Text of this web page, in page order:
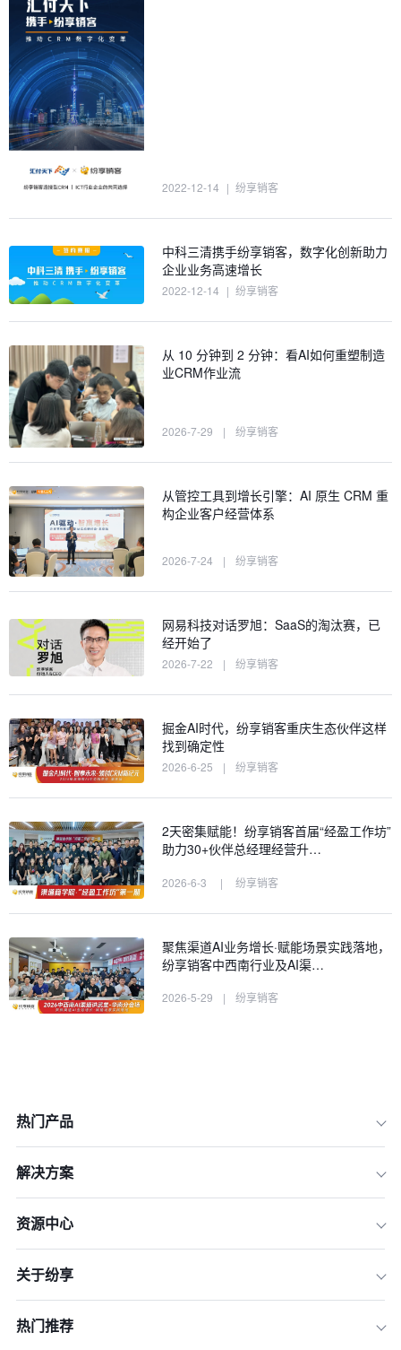
2022-12-14 | 纷享销客
中科三清携手纷享销客，数字化创新助力
企业业务高速增长
2022-12-14 | 纷享销客
从 10 分钟到 2 分钟：看AI如何重塑制造
业CRM作业流
2026-7-29 | 纷享销客
从管控工具到增长引擎：AI 原生 CRM 重
构企业客户经营体系
2026-7-24 | 纷享销客
网易科技对话罗旭：SaaS的淘汰赛，已
经开始了
2026-7-22 | 纷享销客
掘金AI时代，纷享销客重庆生态伙伴这样
找到确定性
2026-6-25 | 纷享销客
2天密集赋能！纷享销客首届“经盈工作坊”
助力30+伙伴总经理经营升…
2026-6-3 | 纷享销客
聚焦渠道AI业务增长·赋能场景实践落地，
纷享销客中西南行业及AI渠…
2026-5-29 | 纷享销客
热门产品
解决方案
资源中心
关于纷享
热门推荐